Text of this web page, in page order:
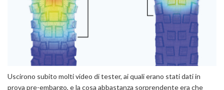
Uscirono subito molti video di tester, ai quali erano stati dati in
prova pre-embargo, e la cosa abbastanza sorprendente era che